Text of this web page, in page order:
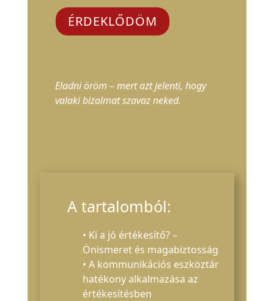
ÉRDEKLŐDÖM
Eladni öröm – mert azt jelenti, hogy
valaki bizalmat szavaz neked.
A tartalomból:
• Ki a jó értékesítő? –
Önismeret és magabiztosság
• A kommunikációs eszköztár
hatékony alkalmazása az
értékesítésben